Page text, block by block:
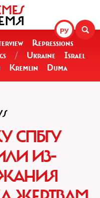
РУ
Repressions
/ Ukraine
Israel
Kremlin Duma
СПБГУ
ИЗ-